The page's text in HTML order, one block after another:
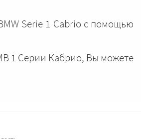
Serie 1 Cabrio с помощью
1 Серии Кабрио, Вы можете